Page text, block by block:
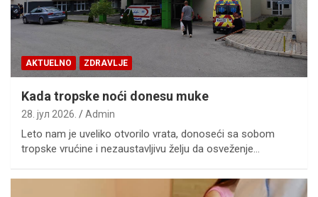
AKTUELNO ZDRAVLJE
Kada tropske noći donesu muke
28. јул 2026. Admin
Leto nam je uveliko otvorilo vrata, donoseći sa sobom
tropske vrućine i nezaustavljivu želju da osveženje…